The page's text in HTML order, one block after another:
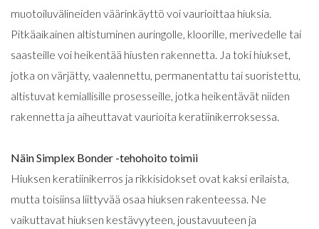
muotoiluvälineiden väärinkäyttö voi vaurioittaa hiuksia.
Pitkäaikainen altistuminen auringolle, kloorille, merivedelle tai
saasteille voi heikentää hiusten rakennetta. Ja toki hiukset,
jotka on värjätty, vaalennettu, permanentattu tai suoristettu,
altistuvat kemiallisille prosesseille, jotka heikentävät niiden
rakennetta ja aiheuttavat vaurioita keratiinikerroksessa.
Näin Simplex Bonder -tehohoito toimii
Hiuksen keratiinikerros ja rikkisidokset ovat kaksi erilaista,
mutta toisiinsa liittyvää osaa hiuksen rakenteessa. Ne
vaikuttavat hiuksen kestävyyteen, joustavuuteen ja